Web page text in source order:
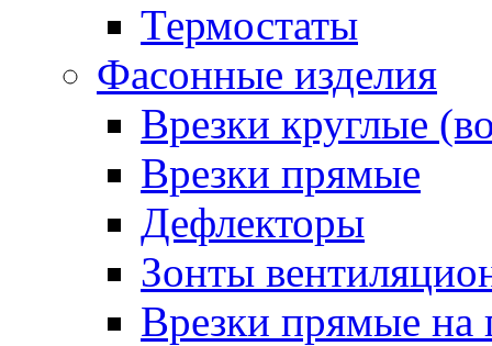
Термостаты
Фасонные изделия
Врезки круглые
Врезки прямые
Дефлекторы
Зонты
Врезки прямые на